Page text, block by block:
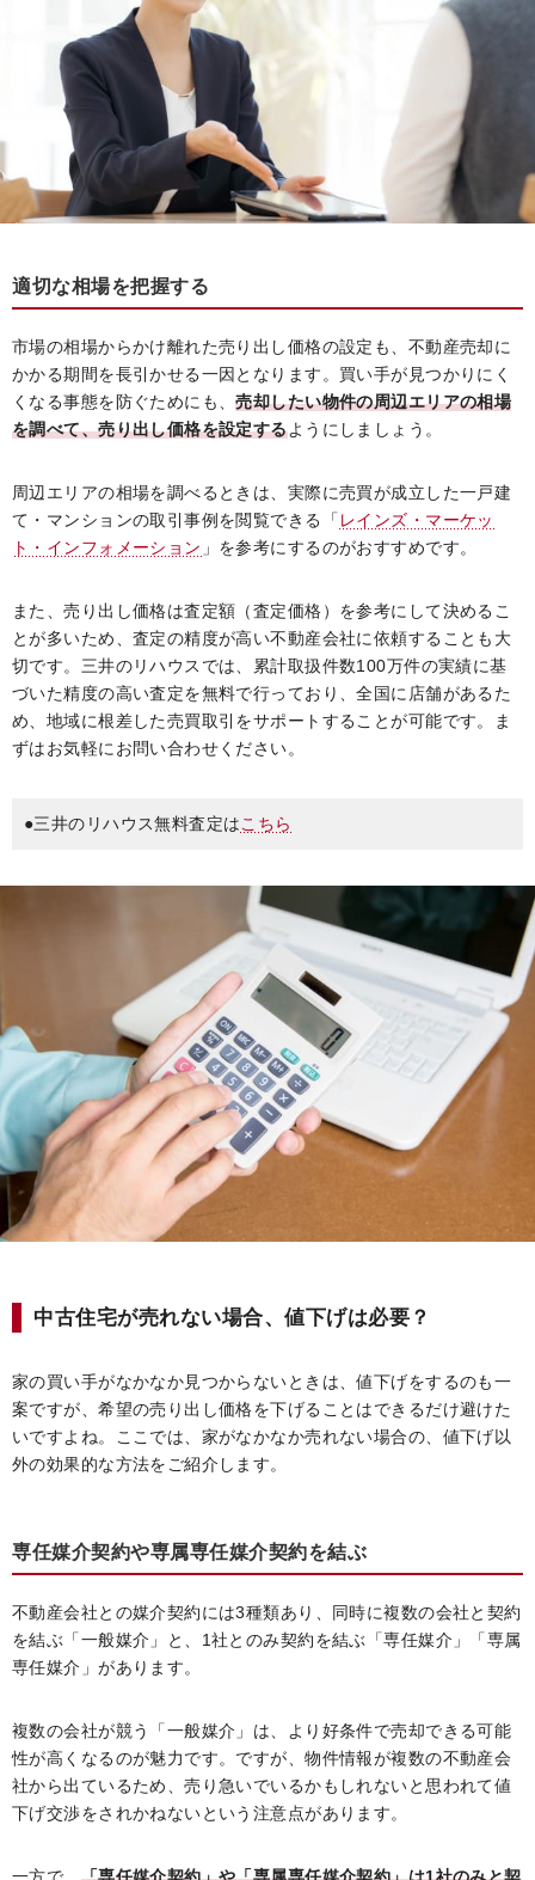
適切な相場を把握する
市場の相場からかけ離れた売り出し価格の設定も、不動産売却に
かかる期間を長引かせる一因となります。買い手が見つかりにく
くなる事態を防ぐためにも、売却したい物件の周辺エリアの相場
を調べて、売り出し価格を設定するようにしましょう。
周辺エリアの相場を調べるときは、実際に売買が成立した一戸建
て・マンションの取引事例を閲覧できる「レインズ・マーケッ
ト・インフォメーション 」を参考にするのがおすすめです。
また、売り出し価格は査定額（査定価格）を参考にして決めるこ
とが多いため、査定の精度が高い不動産会社に依頼することも大
切です。三井のリハウスでは、累計取扱件数100万件の実績に基
づいた精度の高い査定を無料で行っており、全国に店舗があるた
め、地域に根差した売買取引をサポートすることが可能です。ま
ずはお気軽にお問い合わせください。
●三井のリハウス無料査定はこちら
中古住宅が売れない場合、値下げは必要？
家の買い手がなかなか見つからないときは、値下げをするのも一
案ですが、希望の売り出し価格を下げることはできるだけ避けた
いですよね。ここでは、家がなかなか売れない場合の、値下げ以
外の効果的な方法をご紹介します。
専任媒介契約や専属専任媒介契約を結ぶ
不動産会社との媒介契約には3種類あり、同時に複数の会社と契約
を結ぶ「一般媒介」と、1社とのみ契約を結ぶ「専任媒介」「専属
専任媒介」があります。
複数の会社が競う「一般媒介」は、より好条件で売却できる可能
性が高くなるのが魅力です。ですが、物件情報が複数の不動産会
社から出ているため、売り急いでいるかもしれないと思われて値
下げ交渉をされかねないという注意点があります。